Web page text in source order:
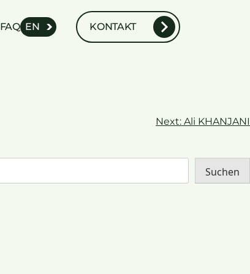
FAQ EN KONTAKT
Next: Ali KHANJANI
Suchen